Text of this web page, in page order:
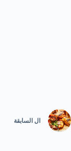
ال السابقة